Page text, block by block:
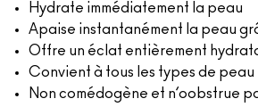
Hydrate immédiatement la peau
Apaise instantanément la peau
Offre un éclat entièrement
Convient à tous les types de peau
Non comédogène et n’oobstrue